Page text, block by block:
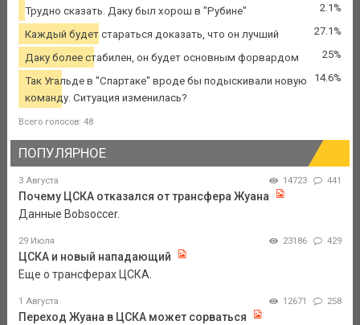
Трудно сказать. Даку был хорош в "Рубине" 2.1%
Каждый будет стараться доказать, что он лучший 27.1%
Даку более стабилен, он будет основным форвардом 25%
Так Угальде в "Спартаке" вроде бы подыскивали новую
команду. Ситуация изменилась?
14.6%
Всего голосов: 48
ПОПУЛЯРНОЕ
3 Августа 14723 441
Почему ЦСКА отказался от трансфера Жуана
Данные Bobsoccer.
29 Июля 23186 429
ЦСКА и новый нападающий
Еще о трансферах ЦСКА.
1 Августа 12671 258
Переход Жуана в ЦСКА может сорваться